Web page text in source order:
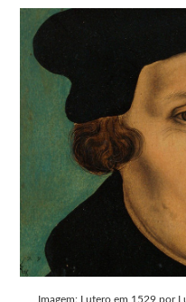
Imagem: Lutero em 1529 por